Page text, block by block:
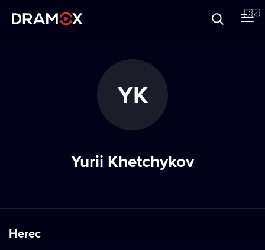
🇨🇿
YK
Yurii Khetchykov
Herec